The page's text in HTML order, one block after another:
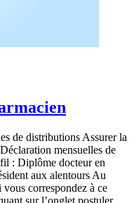
de distributions Assurer la
mensuelles de
: Diplôme docteur en
aux alentours Au
correspondez à ce
sur l’onglet postuler